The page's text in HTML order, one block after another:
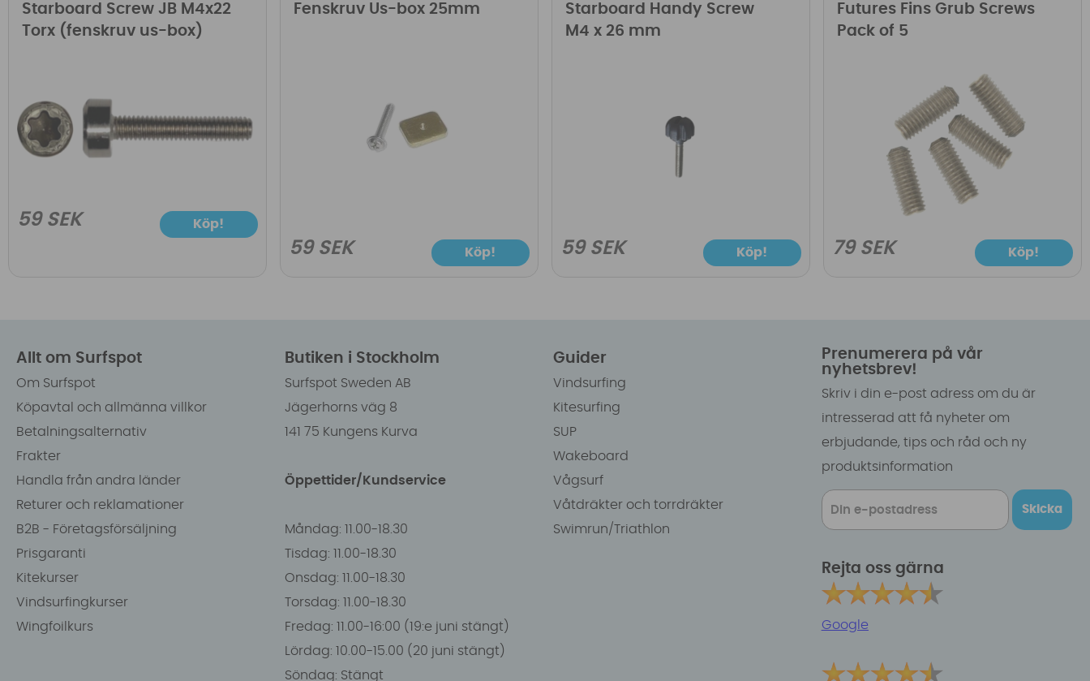
Starboard Screw JB M4x22
Torx (fenskruv us-box)
59 SEK Köp!
Fenskruv Us-box 25mm
59 SEK Köp!
Starboard Handy Screw
M4 x 26 mm
59 SEK Köp!
Futures Fins Grub Screws
Pack of 5
79 SEK Köp!
Allt om Surfspot
Om Surfspot
Köpavtal och allmänna villkor
Betalningsalternativ
Frakter
Handla från andra länder
Returer och reklamationer
B2B - Företagsförsäljning
Prisgaranti
Kitekurser
Vindsurfingkurser
Wingfoilkurs
Butiken i Stockholm
Surfspot Sweden AB
Jägerhorns väg 8
141 75 Kungens Kurva
Öppettider/Kundservice
Måndag: 11.00-18.30
Tisdag: 11.00-18.30
Onsdag: 11.00-18.30
Torsdag: 11.00-18.30
Fredag: 11.00-16:00 (19:e juni stängt)
Lördag: 10.00-15.00 (20 juni stängt)
Söndag: Stängt
Guider
Vindsurfing
Kitesurfing
SUP
Wakeboard
Vågsurf
Våtdräkter och torrdräkter
Swimrun/Triathlon
Prenumerera på vår
nyhetsbrev!
Skriv i din e-post adress om du är
intresserad att få nyheter om
erbjudande, tips och råd och ny
produktsinformation
Skicka
Rejta oss gärna
Google